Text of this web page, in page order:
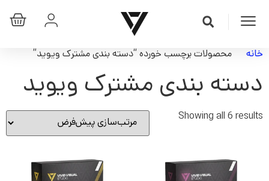
خانه محصولات برچسب خورده “دسته بندی مشترک ویوید”
دسته بندی مشترک ویوید
Showing all 6 results